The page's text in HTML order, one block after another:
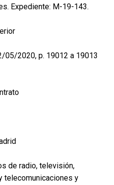
Expediente: M-19-143.
05/2020, p. 19012 a 19013
de radio, televisión,
telecomunicaciones y